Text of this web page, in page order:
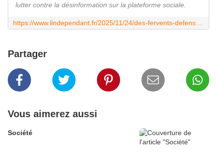
lutter contre la désinformation sur la plateforme sociale.
Partager
Vous aimerez aussi
Société